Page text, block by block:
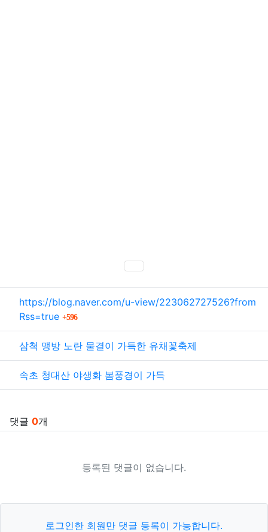
SNS 공유
관련자료
https://blog.naver.com/u-view/223062727526?from
Rss=true
596회 연결
삼척 맹방 노란 물결이 가득한 유채꽃축제
속초 청대산 야생화 봄풍경이 가득
댓글 0개
등록된 댓글이 없습니다.
로그인한 회원만 댓글 등록이 가능합니다.